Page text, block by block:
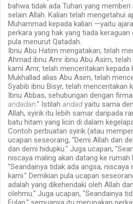
bahwa tidak ada Tuhan yang memberi
selain Allah. Kalian telah mengetahui
Muhammad kepada kalian —yaitu
perkara yang hak yang tiada keraguan
pula menurut Qatadah.
Ibnu Abu Hatim mengatakan, telah
Ahmad ibnu Amr ibnu Abu Asim,
kami Amr, telah menceritakan kepada
Mukhallad alias Abu Asim, telah
Syabib ibnu Bisyr, telah menceritakan
Ibnu Abbas, sehubungan dengan
andadan." Istilah andad yaitu sama
Allah, syirik itu lebih samar daripada
batu hitam yang licin di dalam
Contoh perbuatan syirik (atau
ucapan seseorang, "Demi Allah dan
dan demi hidupku." Juga ucapan,
niscaya maling akan datang ke rumah
"Seandainya tidak ada angsa,
kami." Demikian pula ucapan
adalah yang dikehendaki oleh Allah
olehmu." Juga ucapan, "Seandainya